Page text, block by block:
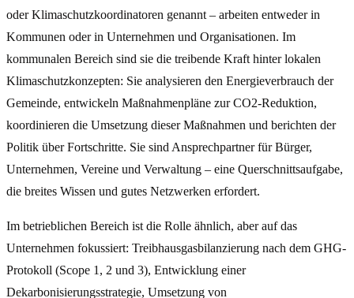
oder Klimaschutzkoordinatoren genannt – arbeiten entweder in
Kommunen oder in Unternehmen und Organisationen. Im
kommunalen Bereich sind sie die treibende Kraft hinter lokalen
Klimaschutzkonzepten: Sie analysieren den Energieverbrauch der
Gemeinde, entwickeln Maßnahmenpläne zur CO2-Reduktion,
koordinieren die Umsetzung dieser Maßnahmen und berichten der
Politik über Fortschritte. Sie sind Ansprechpartner für Bürger,
Unternehmen, Vereine und Verwaltung – eine Querschnittsaufgabe,
die breites Wissen und gutes Netzwerken erfordert.
Im betrieblichen Bereich ist die Rolle ähnlich, aber auf das
Unternehmen fokussiert: Treibhausgasbilanzierung nach dem GHG-
Protokoll (Scope 1, 2 und 3), Entwicklung einer
Dekarbonisierungsstrategie, Umsetzung von